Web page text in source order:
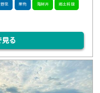
野菜 果物 海鮮丼 郷土料理
見る